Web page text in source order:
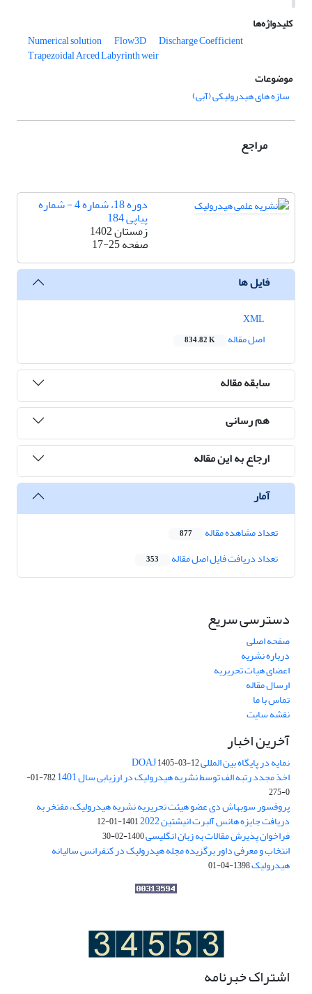
کلیدواژه‌ها
Numerical solution
Flow3D Discharge Coefficient
Trapezoidal Arced Labyrinth weir
موضوعات
سازه­ های هیدرولیکی (آبی)
مراجع
دوره 18، شماره 4 - شماره
پیاپی 184
زمستان 1402
صفحه17-25
فایل ها
اصل مقاله
834.82 K
سابقه مقاله
هم رسانی
ارجاع به این مقاله
آمار
تعداد مشاهده مقاله 877
تعداد دریافت فایل اصل مقاله 353
دسترسی سریع
صفحه اصلی
درباره نشریه
اعضای هیات تحریریه
ارسال مقاله
تماس با ما
نقشه سایت
آخرین اخبار
نمایه در پایگاه بین المللی DOAJ1405-03-12
اخذ مجدد رتبه الف توسط نشریه هیدرولیک در ارزیابی سال 1401
782-01-
0-275
پروفسور سوبهاش دی عضو هیئت تحریریه نشریه هیدرولیک، مفتخر به
دریافت جایزه هانس آلبرت انیشتین 2022 1401-01-12
فراخوان پذیرش مقالات به زبان انگلیسی1400-02-30
انتخاب و معرفی داور برگزیده مجله هیدرولیک در کنفرانس سالیانه
هیدرولیک1398-04-01
اشتراک خبرنامه